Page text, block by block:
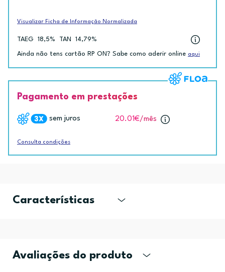
Visualizar Ficha de Informação Normalizada
TAEG 18,5% TAN 14,79%
Ainda não tens cartão RP ON? Sabe como aderir online aqui
Pagamento em prestações
sem juros 20.01€/mês
Consulta condições
Características
Avaliações do produto